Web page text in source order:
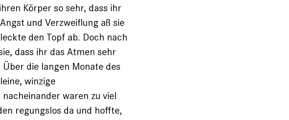
Körper so sehr, dass ihr
und Verzweiflung aß sie
den Topf ab. Doch nach
dass ihr das Atmen sehr
die langen Monate des
winzige
waren zu viel
regungslos da und hoffte,